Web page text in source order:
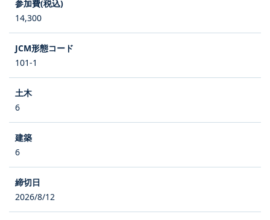
14,300
101-1
6
6
2026/8/12